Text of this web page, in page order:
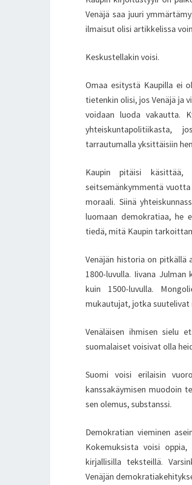
Venäjä saa juuri
ilmaisut olisi artikkelissa
Keskustellakin voisi.
Omaa esitystä Kaupilla ei
tietenkin olisi, jos Venäjä ja
voidaan luoda vakautta.
yhteiskuntapolitiikasta,
tarrautumalla yksittäisiin
Kaupin pitäisi
seitsemänkymmentä
moraali. Siinä
luomaan demokratiaa, he
tiedä, mitä Kaupin
Venäjän historia on pitkällä
1800-luvulla. Iivana Julman
kuin 1500-luvulla.
mukautujat, jotka
Venäläisen ihmisen sielu
suomalaiset voisivat olla
Suomi voisi erilaisin
kanssakäymisen muodoin
sen olemus, substanssi.
Demokratian vieminen
Kokemuksista voisi
kirjallisilla teksteillä.
Venäjän